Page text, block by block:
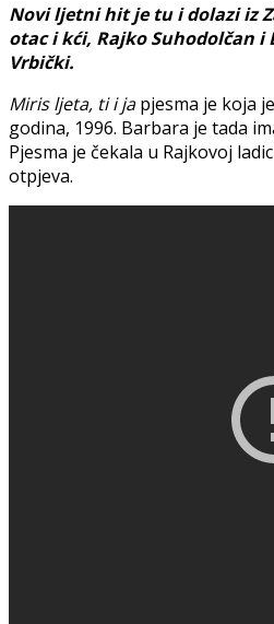
Novi ljetni hit je tu i dolazi iz
otac i kći, Rajko Suhodolčan i
Vrbički.
Miris ljeta, ti i japjesma je koja
godina, 1996. Barbara je tada
Pjesma je čekala u Rajkovoj
otpjeva.